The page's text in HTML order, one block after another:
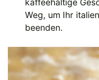
Weg, um Ihr
beenden.